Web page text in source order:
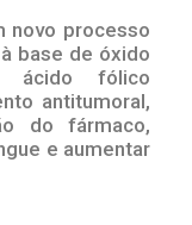
novo processo
base de óxido
ácido fólico
antitumoral,
do fármaco,
e aumentar